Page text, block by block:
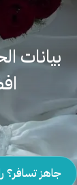
بيانات
جاهز تسافر؟